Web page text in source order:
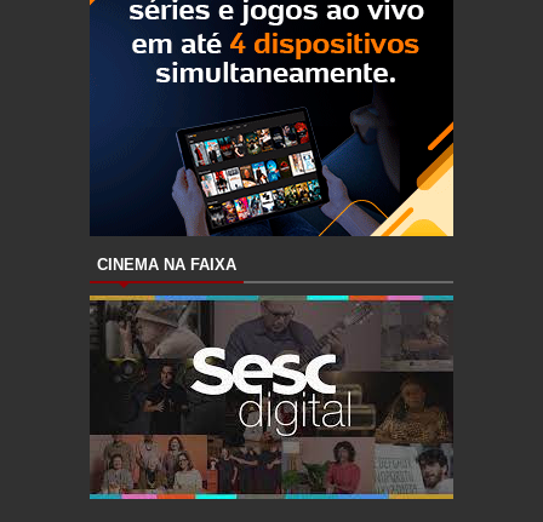
CINEMA NA FAIXA